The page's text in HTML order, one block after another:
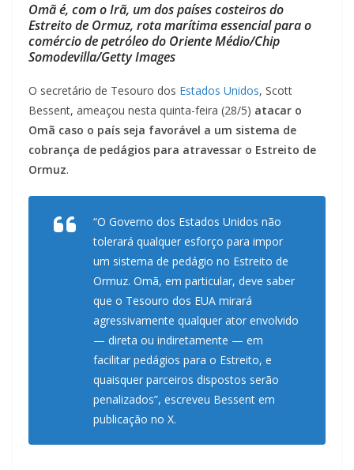
Omã é, com o Irã, um dos países costeiros do
Estreito de Ormuz, rota marítima essencial para o
comércio de petróleo do Oriente Médio/Chip
Somodevilla/Getty Images
O secretário de Tesouro dos Estados Unidos, Scott
Bessent, ameaçou nesta quinta-feira (28/5) atacar o
Omã caso o país seja favorável a um sistema de
cobrança de pedágios para atravessar o Estreito de
Ormuz.
“O Governo dos Estados Unidos não
tolerará qualquer esforço para impor
um sistema de pedágio no Estreito de
Ormuz. Omã, em particular, deve saber
que o Tesouro dos EUA mirará
agressivamente qualquer ator envolvido
— direta ou indiretamente — em
facilitar pedágios para o Estreito, e
quaisquer parceiros dispostos serão
penalizados”, escreveu Bessent em
publicação no X.